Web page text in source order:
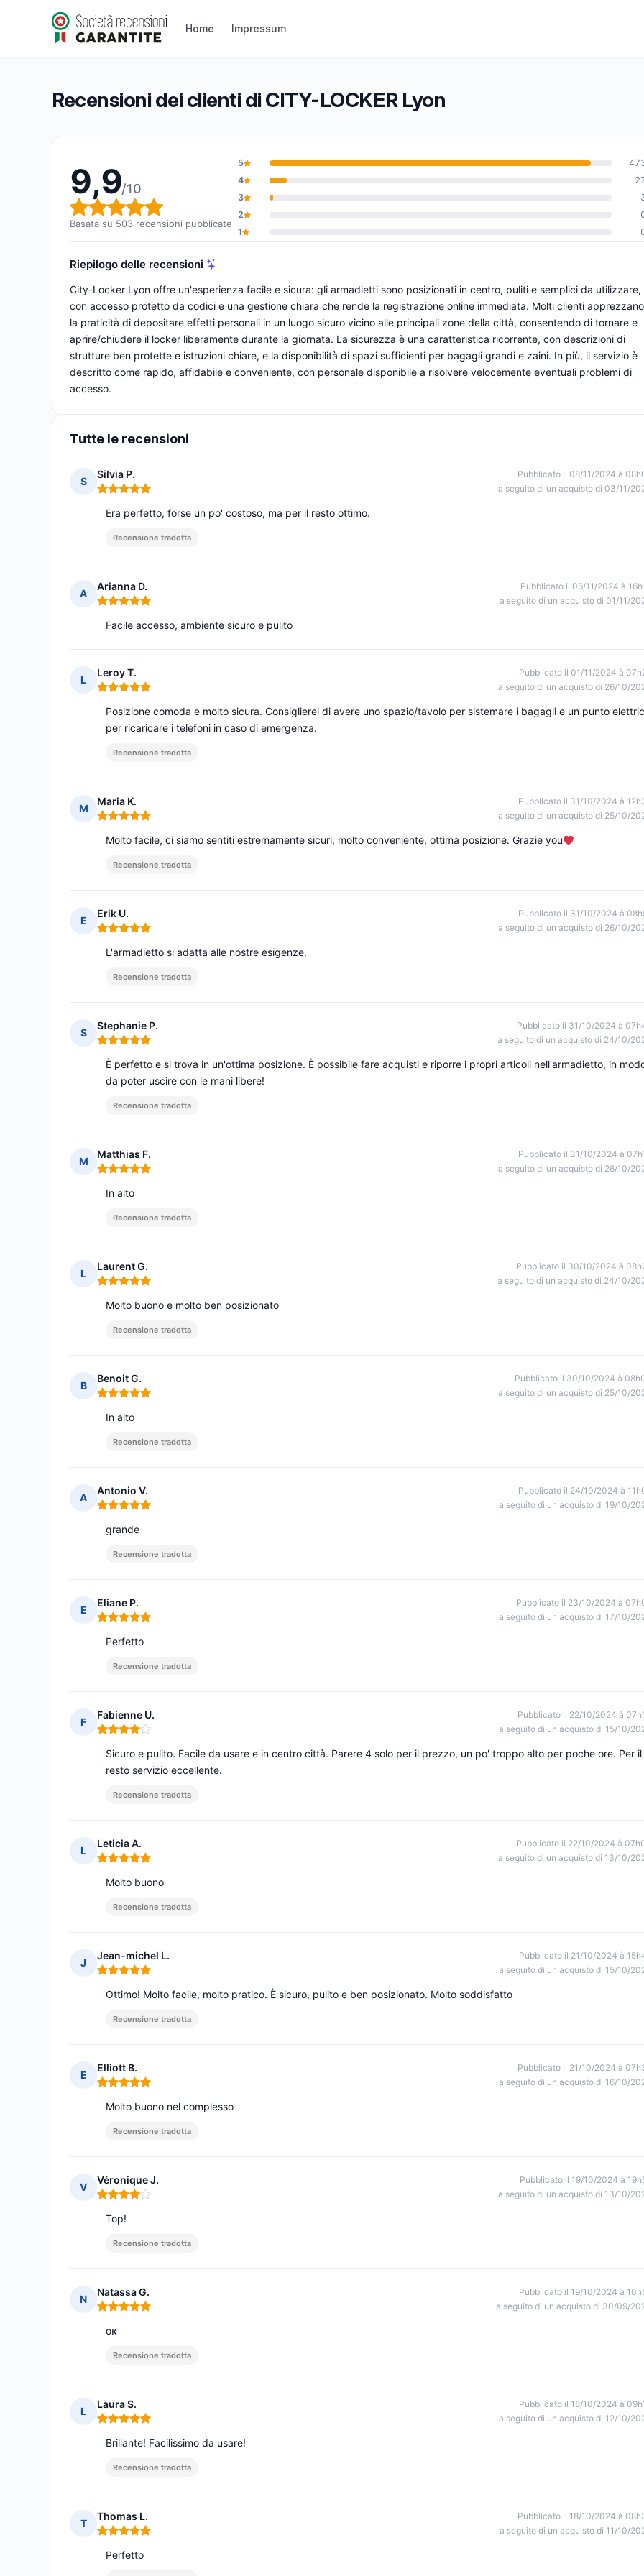
Home Impressum
CITY-LOCKER Lyon
Valutazione globale: 9,9 su 10
9,9/10(503 recensioni)
Recensioni dei clienti di CITY-LOCKER Lyon
9,9/10
Valutazione globale: 9,9 su 10
Basata su 503 recensioni pubblicate
5
4
3
2
1
Riepilogo delle recensioni
City-Locker Lyon offre un'esperienza facile e sicura: gli armadietti sono posizionati in centro, puliti e semplici da utilizzare,
con accesso protetto da codici e una gestione chiara che rende la registrazione online immediata. Molti clienti apprezzano
la praticità di depositare effetti personali in un luogo sicuro vicino alle principali zone della città, consentendo di tornare e
aprire/chiudere il locker liberamente durante la giornata. La sicurezza è una caratteristica ricorrente, con descrizioni di
strutture ben protette e istruzioni chiare, e la disponibilità di spazi sufficienti per bagagli grandi e zaini. In più, il servizio è
descritto come rapido, affidabile e conveniente, con personale disponibile a risolvere velocemente eventuali problemi di
accesso.
Tutte le recensioni
S
Silvia P.
Nota: 5 su 5
Pubblicato il 08/11/2024 à
a seguito di un acquisto di 03/11/
Era perfetto, forse un po' costoso, ma per il resto ottimo.
Recensione tradotta
A
Arianna D.
Nota: 5 su 5
Pubblicato il 06/11/2024 à
a seguito di un acquisto di 01/11/
Facile accesso, ambiente sicuro e pulito
L
Leroy T.
Nota: 5 su 5
Pubblicato il 01/11/2024 à
a seguito di un acquisto di 26/10/
Posizione comoda e molto sicura. Consiglierei di avere uno spazio/tavolo per sistemare i bagagli e un punto
per ricaricare i telefoni in caso di emergenza.
Recensione tradotta
M
Maria K.
Nota: 5 su 5
Pubblicato il 31/10/2024 à
a seguito di un acquisto di 25/10/
Molto facile, ci siamo sentiti estremamente sicuri, molto conveniente, ottima posizione. Grazie you
Recensione tradotta
E
Erik U.
Nota: 5 su 5
Pubblicato il 31/10/2024 à
a seguito di un acquisto di 26/10/
L'armadietto si adatta alle nostre esigenze.
Recensione tradotta
S
Stephanie P.
Nota: 5 su 5
Pubblicato il 31/10/2024 à
a seguito di un acquisto di 24/10/
È perfetto e si trova in un'ottima posizione. È possibile fare acquisti e riporre i propri articoli nell'armadietto, in
da poter uscire con le mani libere!
Recensione tradotta
M
Matthias F.
Nota: 5 su 5
Pubblicato il 31/10/2024 à
a seguito di un acquisto di 26/10/
In alto
Recensione tradotta
L
Laurent G.
Nota: 5 su 5
Pubblicato il 30/10/2024 à
a seguito di un acquisto di 24/10/
Molto buono e molto ben posizionato
Recensione tradotta
B
Benoit G.
Nota: 5 su 5
Pubblicato il 30/10/2024 à
a seguito di un acquisto di 25/10/
In alto
Recensione tradotta
A
Antonio V.
Nota: 5 su 5
Pubblicato il 24/10/2024 à
a seguito di un acquisto di 19/10/
grande
Recensione tradotta
E
Eliane P.
Nota: 5 su 5
Pubblicato il 23/10/2024 à
a seguito di un acquisto di 17/10/
Perfetto
Recensione tradotta
F
Fabienne U.
Nota: 4 su 5
Pubblicato il 22/10/2024 à
a seguito di un acquisto di 15/10/
Sicuro e pulito. Facile da usare e in centro città. Parere 4 solo per il prezzo, un po' troppo alto per poche ore. Per il
resto servizio eccellente.
Recensione tradotta
L
Leticia A.
Nota: 5 su 5
Pubblicato il 22/10/2024 à
a seguito di un acquisto di 13/10/
Molto buono
Recensione tradotta
J
Jean-michel L.
Nota: 5 su 5
Pubblicato il 21/10/2024 à
a seguito di un acquisto di 15/10/
Ottimo! Molto facile, molto pratico. È sicuro, pulito e ben posizionato. Molto soddisfatto
Recensione tradotta
E
Elliott B.
Nota: 5 su 5
Pubblicato il 21/10/2024 à
a seguito di un acquisto di 16/10/
Molto buono nel complesso
Recensione tradotta
V
Véronique J.
Nota: 4 su 5
Pubblicato il 19/10/2024 à
a seguito di un acquisto di 13/10/
Top!
Recensione tradotta
N
Natassa G.
Nota: 5 su 5
Pubblicato il 19/10/2024 à
a seguito di un acquisto di 30/09/
οκ
Recensione tradotta
L
Laura S.
Nota: 5 su 5
Pubblicato il 18/10/2024 à
a seguito di un acquisto di 12/10/
Brillante! Facilissimo da usare!
Recensione tradotta
T
Thomas L.
Nota: 5 su 5
Pubblicato il 18/10/2024 à
a seguito di un acquisto di 11/10/
Perfetto